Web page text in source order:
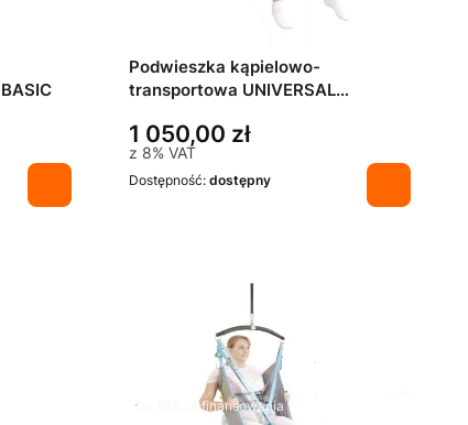
Podwieszka kąpielowo-
transportowa UNIVERSAL
1 050,00 zł
z 8% VAT
Dostępność: dostępny
Do 95% dofinansowania